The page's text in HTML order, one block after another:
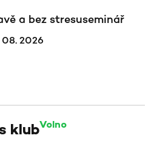
a bez stresuseminář
2026
klubVolno